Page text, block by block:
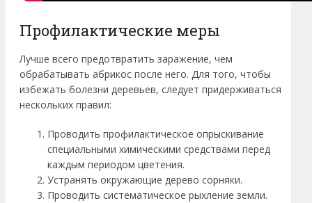
Профилактические меры
Лучше всего предотвратить заражение, чем
обрабатывать абрикос после него. Для того, чтобы
избежать болезни деревьев, следует придерживаться
нескольких правил:
Проводить профилактическое опрыскивание
специальными химическими средствами перед
каждым периодом цветения.
Устранять окружающие дерево сорняки.
Проводить систематическое рыхление земли.